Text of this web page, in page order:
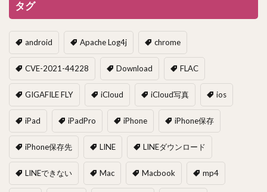
タグ
android Apache Log4j chrome
CVE-2021-44228 Download FLAC
GIGAFILE FLY iCloud iCloud写真 ios
iPad iPadPro iPhone iPhone保存
iPhone保存先 LINE LINEダウンロード
LINEできない Mac Macbook mp4